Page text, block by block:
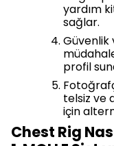
yardım
sağlar.
Güvenlik
profil
telsiz ve
için
Chest Rig